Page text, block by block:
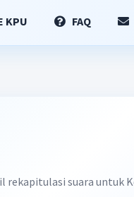
KPU FAQ
suara untuk